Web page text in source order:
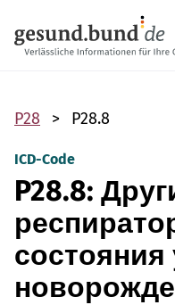
P28 P28.8
ICD-Code
P28.8:
состояния